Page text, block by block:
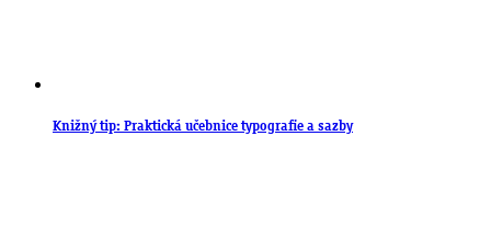
Knižný tip: Praktická učebnice typografie a sazby